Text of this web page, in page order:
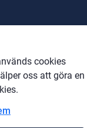
cookies
oss att göra en